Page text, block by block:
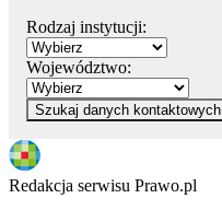
Rodzaj instytucji:
Województwo:
Szukaj danych kontaktowych
Redakcja serwisu Prawo.pl